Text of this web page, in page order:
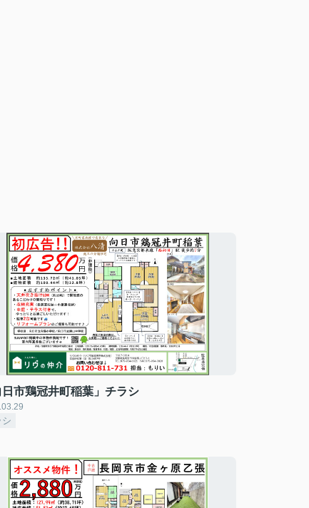
日市鶏冠井町稲葉」チラシ
シ